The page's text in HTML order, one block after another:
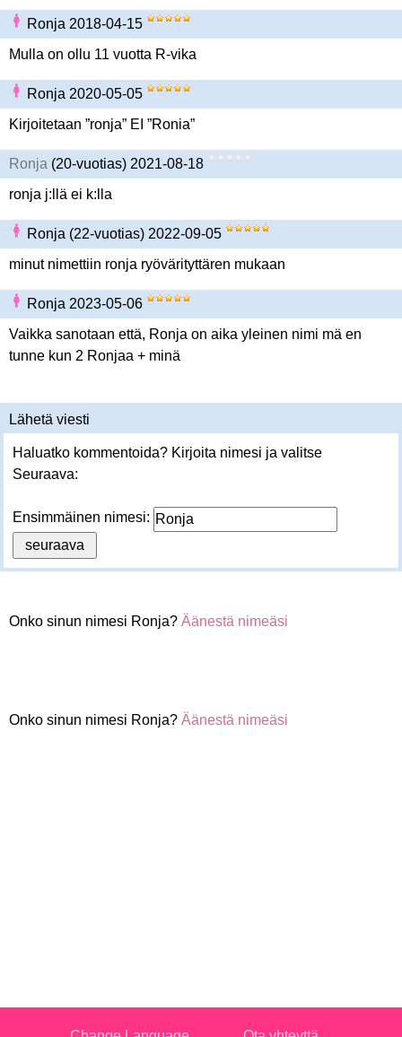
Ronja 2018-04-15
Mulla on ollu 11 vuotta R-vika
Ronja 2020-05-05
Kirjoitetaan ”ronja” EI ”Ronia”
Ronja (20-vuotias) 2021-08-18
ronja j:llä ei k:lla
Ronja (22-vuotias) 2022-09-05
minut nimettiin ronja ryövärityttären mukaan
Ronja 2023-05-06
Vaikka sanotaan että, Ronja on aika yleinen nimi mä en
tunne kun 2 Ronjaa + minä
Lähetä viesti
Haluatko kommentoida? Kirjoita nimesi ja valitse
Seuraava:
Ensimmäinen nimesi:
Onko sinun nimesi Ronja? Äänestä nimeäsi
Onko sinun nimesi Ronja? Äänestä nimeäsi